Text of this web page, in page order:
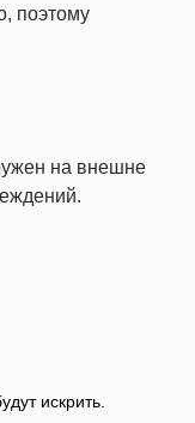
поэтому
на внешне
искрить.